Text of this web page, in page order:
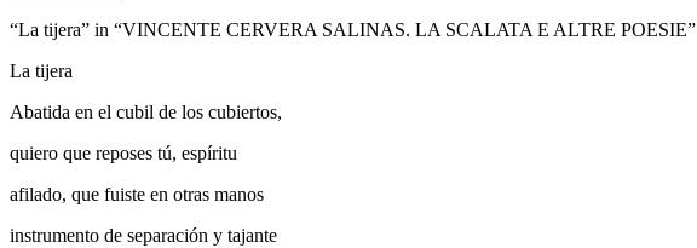
“La tijera” in “VINCENTE CERVERA SALINAS. LA SCALATA E ALTRE POESIE”
La tijera
Abatida en el cubil de los cubiertos,
quiero que reposes tú, espíritu
afilado, que fuiste en otras manos
instrumento de separación y tajante